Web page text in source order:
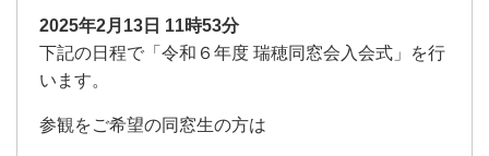
2025年2月13日 11時53分
下記の日程で「令和６年度 瑞穂同窓会入会式」を行
います。
参観をご希望の同窓生の方は